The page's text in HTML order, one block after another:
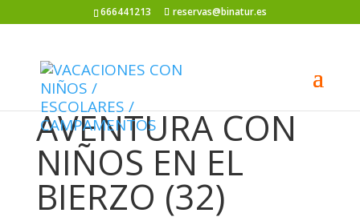
666441213 reservas@binatur.es
AVENTURA CON
NIÑOS EN EL
BIERZO (32)